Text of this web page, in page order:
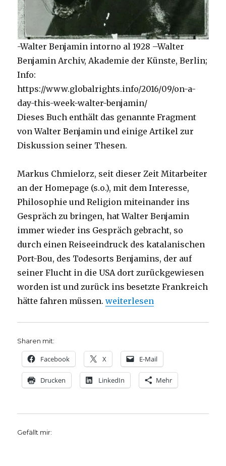
-Walter Benjamin intorno al 1928 –Walter
Benjamin Archiv, Akademie der Künste, Berlin;
Info:
https://www.globalrights.info/2016/09/on-a-
day-this-week-walter-benjamin/
Dieses Buch enthält das genannte Fragment
von Walter Benjamin und einige Artikel zur
Diskussion seiner Thesen.
Markus Chmielorz, seit dieser Zeit Mitarbeiter
an der Homepage (s.o.), mit dem Interesse,
Philosophie und Religion miteinander ins
Gespräch zu bringen, hat Walter Benjamin
immer wieder ins Gespräch gebracht, so
durch einen Reiseeindruck des katalanischen
Port-Bou, des Todesorts Benjamins, der auf
seiner Flucht in die USA dort zurückgewiesen
worden ist und zurück ins besetzte Frankreich
hätte fahren müssen.„Notizen zu Walter
weiterlesen
Sharen mit:
Facebook X E-Mail
Drucken LinkedIn Mehr
Gefällt mir: